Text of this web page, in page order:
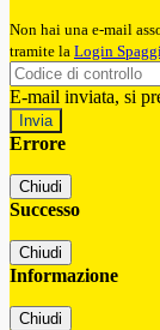
Non hai una e-mail
tramite la Login
E-mail inviata, si
Errore
Chiudi
Successo
Chiudi
Informazione
Chiudi